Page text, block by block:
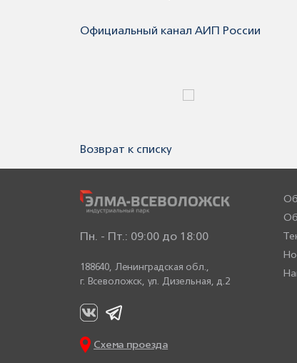
Официальный канал АИП России
Возврат к списку
Пн. - Пт.: 09:00 до 18:00
188640, Ленинградская обл.,
г. Всеволожск, ул. Дизельная, д.2
Схема проезда
Об